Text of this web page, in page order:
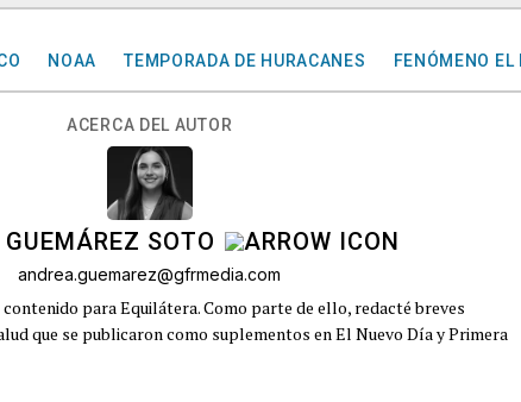
NOAA TEMPORADA DE HURACANES FENÓMENO EL
ACERCA DEL AUTOR
SOTO
andrea.guemarez@gfrmedia.com
para Equilátera. Como parte de ello, redacté breves
que se publicaron como suplementos en El Nuevo Día y Primera